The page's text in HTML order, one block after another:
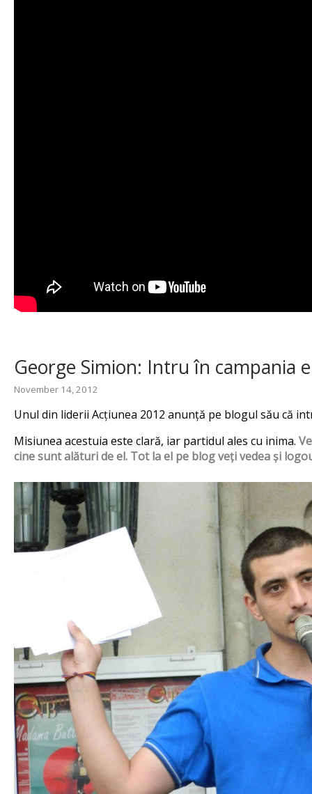
George Simion: Intru în campania
November 14, 2012
Unul din liderii Acțiunea 2012 anunță pe blogul său că
Misiunea acestuia este clară, iar partidul ales cu inima.
cine sunt alături de el. Tot la el pe blog veți vedea și